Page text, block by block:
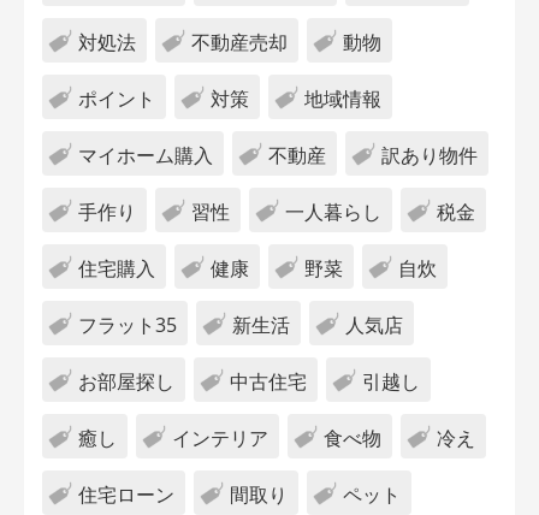
対処法 不動産売却 動物
ポイント 対策 地域情報
マイホーム購入 不動産 訳あり物件
手作り 習性 一人暮らし 税金
住宅購入 健康 野菜 自炊
フラット35 新生活 人気店
お部屋探し 中古住宅 引越し
癒し インテリア 食べ物 冷え
住宅ローン 間取り ペット